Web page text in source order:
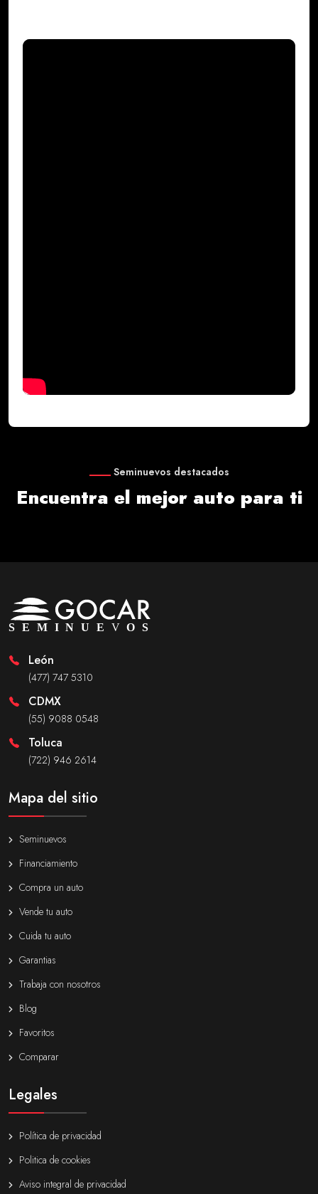
Seminuevos destacados
Encuentra el mejor auto para ti
León
(477) 747 5310
CDMX
(55) 9088 0548
Toluca
(722) 946 2614
Mapa del sitio
Seminuevos
Financiamiento
Compra un auto
Vende tu auto
Cuida tu auto
Garantias
Trabaja con nosotros
Blog
Favoritos
Comparar
Legales
Política de privacidad
Politica de cookies
Aviso integral de privacidad